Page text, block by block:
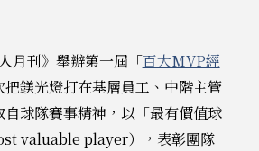
月刊》舉辦第一屆「百大MVP經
把鎂光燈打在基層員工、中階主管
球隊賽事精神，以「最有價值球
valuable player），表彰團隊